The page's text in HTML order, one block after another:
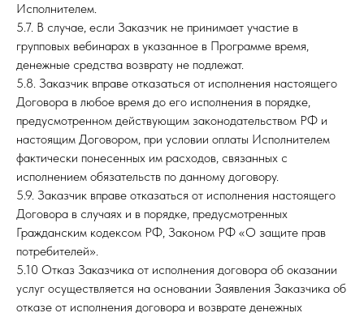
Исполнителем.
5.7. В случае, если Заказчик не принимает участие в
групповых вебинарах в указанное в Программе время,
денежные средства возврату не подлежат.
5.8. Заказчик вправе отказаться от исполнения настоящего
Договора в любое время до его исполнения в порядке,
предусмотренном действующим законодательством РФ и
настоящим Договором, при условии оплаты Исполнителем
фактически понесенных им расходов, связанных с
исполнением обязательств по данному договору.
5.9. Заказчик вправе отказаться от исполнения настоящего
Договора в случаях и в порядке, предусмотренных
Гражданским кодексом РФ, Законом РФ «О защите прав
потребителей».
5.10 Отказ Заказчика от исполнения договора об оказании
услуг осуществляется на основании Заявления Заказчика об
отказе от исполнения договора и возврате денежных